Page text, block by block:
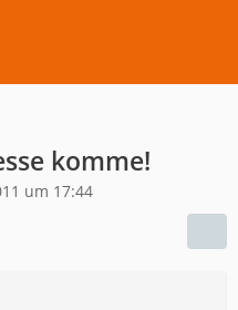
komme!
um 17:44